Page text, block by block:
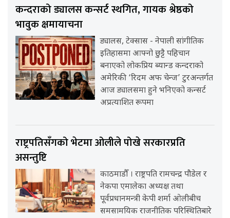
कन्दराको ड्यालस कन्सर्ट स्थगित, गायक श्रेष्ठको
भावुक क्षमायाचना
ड्यालस, टेक्सास - नेपाली सांगीतिक
इतिहासमा आफ्नो छुट्टै पहिचान
बनाएको लोकप्रिय ब्यान्ड कन्दराको
अमेरिकी ‘रिदम अफ चेन्ज’ टुरअन्तर्गत
आज ड्यालसमा हुने भनिएको कन्सर्ट
अप्रत्याशित रूपमा
राष्ट्रपतिसँगको भेटमा ओलीले पोखे सरकारप्रति
असन्तुष्टि
काठमाडौँ । राष्ट्रपति रामचन्द्र पौडेल र
नेकपा एमालेका अध्यक्ष तथा
पूर्वप्रधानमन्त्री केपी शर्मा ओलीबीच
समसामयिक राजनीतिक परिस्थितिबारे